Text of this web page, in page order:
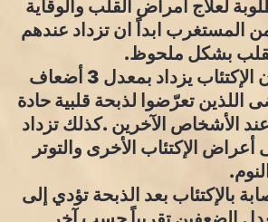
لعلاج امراض القلب والوقاية
المستغرب ابداً ان تزداد عندهم
بشكل ملحوظ.
ونشير ايضاً الى إن الإكتئاب يزداد بمعدل 3 أضعاف
اللذين تعرّضوا لذبحة قلبية حادة
الأشخاص الآخرين .كذلك تزداد
الإكتئاب الأخرى والتوتر
بالإكتئاب بعد الذبحة تؤدي إلى